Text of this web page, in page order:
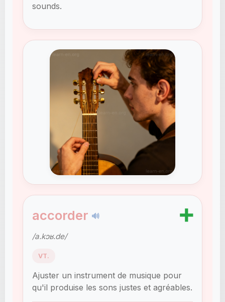
sounds.
accorder 🔊 ➕
/a.kɔʁ.de/
VT.
Ajuster un instrument de musique pour
qu'il produise les sons justes et agréables.